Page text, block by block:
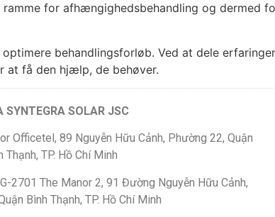
for afhængighedsbehandling og dermed
behandlingsforløb. Ved at dele
at få den hjælp, de behøver.
SYNTEGRA SOLAR JSC
Officetel, 89 Nguyễn Hữu Cảnh, Phường 22, Quận
Thạnh, TP. Hồ Chí Minh
2701 The Manor 2, 91 Đường Nguyễn Hữu Cảnh,
Bình Thạnh, TP. Hồ Chí Minh